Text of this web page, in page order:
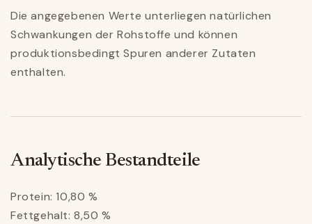
Die angegebenen Werte unterliegen natürlichen
Schwankungen der Rohstoffe und können
produktionsbedingt Spuren anderer Zutaten
enthalten.
Analytische Bestandteile
Protein: 10,80 %
Fettgehalt: 8,50 %